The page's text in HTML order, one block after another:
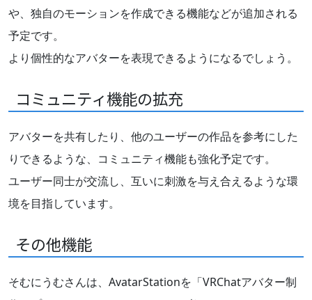
や、独自のモーションを作成できる機能などが追加される
予定です。
より個性的なアバターを表現できるようになるでしょう。
コミュニティ機能の拡充
アバターを共有したり、他のユーザーの作品を参考にした
りできるような、コミュニティ機能も強化予定です。
ユーザー同士が交流し、互いに刺激を与え合えるような環
境を目指しています。
その他機能
そむにうむさんは、AvatarStationを「VRChatアバター制